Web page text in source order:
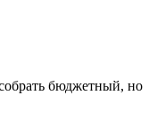
бюджетный, но